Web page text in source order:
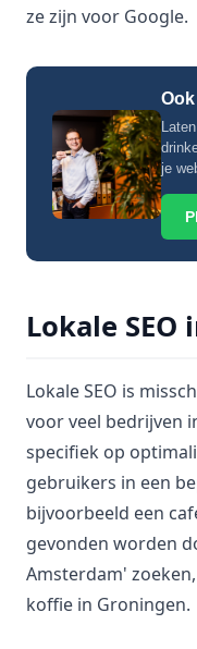
ze zijn voor Google.
je
Lokale
Lokale SEO is
voor veel bedrijven
specifiek op
gebruikers in een
bijvoorbeeld een
gevonden worden
Amsterdam'
koffie in Groningen.